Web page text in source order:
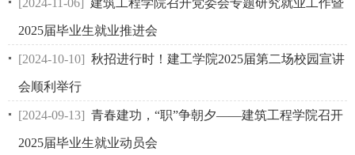
[2024-11-06] 建筑工程学院召开党委会专题研究就业工作暨
2025届毕业生就业推进会
[2024-10-10] 秋招进行时！建工学院2025届第二场校园宣讲
会顺利举行
[2024-09-13] 青春建功，“职”争朝夕——建筑工程学院召开
2025届毕业生就业动员会